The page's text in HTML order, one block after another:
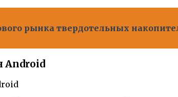
рынка твердотельных
Android